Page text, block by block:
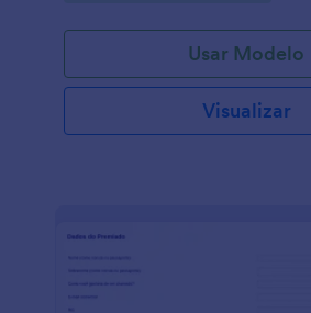
Usar Modelo
Visualizar